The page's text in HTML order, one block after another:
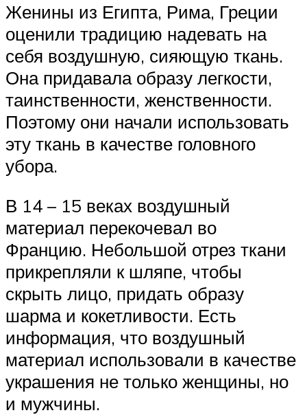
Женины из Египта, Рима, Греции
оценили традицию надевать на
себя воздушную, сияющую ткань.
Она придавала образу легкости,
таинственности, женственности.
Поэтому они начали использовать
эту ткань в качестве головного
убора.
В 14 – 15 веках воздушный
материал перекочевал во
Францию. Небольшой отрез ткани
прикрепляли к шляпе, чтобы
скрыть лицо, придать образу
шарма и кокетливости. Есть
информация, что воздушный
материал использовали в качестве
украшения не только женщины, но
и мужчины.